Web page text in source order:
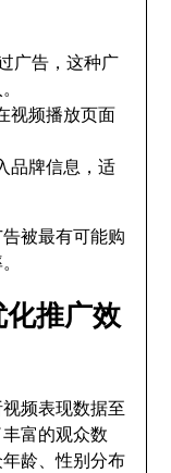
广告，这种广
视频播放页面
品牌信息，适
被最有可能购
推广效
频表现数据至
富的观众数
龄、性别分布